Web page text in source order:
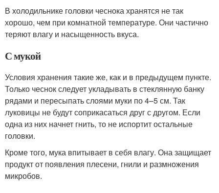
В холодильнике головки чеснока хранятся не так
хорошо, чем при комнатной температуре. Они частично
теряют влагу и насыщенность вкуса.
С мукой
Условия хранения такие же, как и в предыдущем пункте.
Только чеснок следует укладывать в стеклянную банку
рядами и пересыпать слоями муки по 4–5 см. Так
луковицы не будут соприкасаться друг с другом. Если
одна из них начнет гнить, то не испортит остальные
головки.
Кроме того, мука впитывает в себя влагу. Она защищает
продукт от появления плесени, гнили и размножения
микробов.